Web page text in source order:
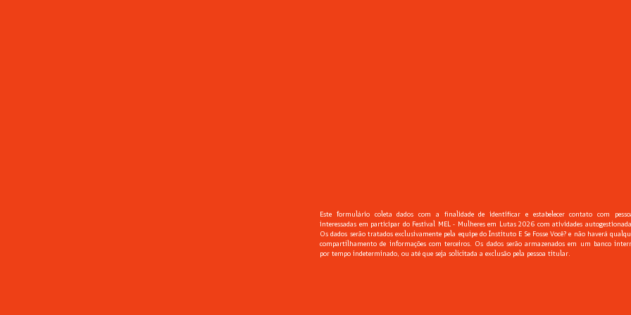
Este formulário coleta dados com a finalidade de identificar e estabelecer contato com
interessadas em participar do Festival MEL - Mulheres em Lutas 2026 com atividades
Os dados serão tratados exclusivamente pela equipe do Instituto E Se Fosse Você? e não haverá
compartilhamento de informações com terceiros. Os dados serão armazenados em um banco
por tempo indeterminado, ou até que seja solicitada a exclusão pela pessoa titular.